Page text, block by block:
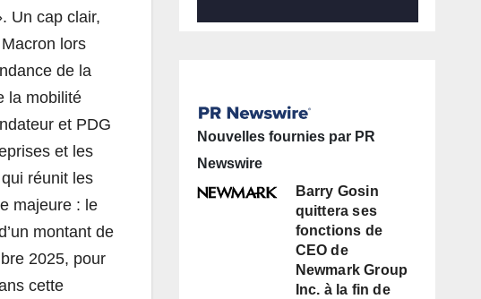
Un cap clair,
lors
de la
la mobilité
et PDG
et les
réunit les
majeure : le
montant de
2025, pour
cette
Nouvelles fournies par PR
Newswire
Barry Gosin
quittera ses
fonctions de
CEO de
Newmark Group
Inc. à la fin de